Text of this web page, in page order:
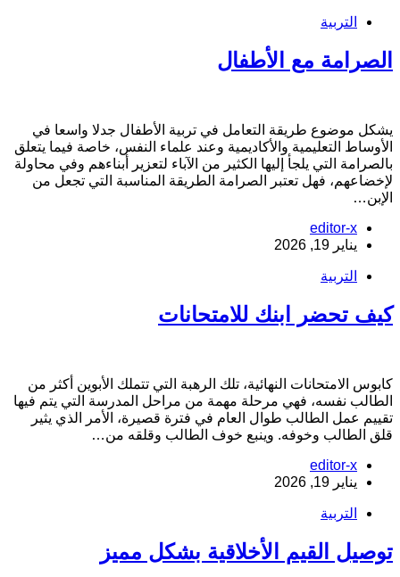
التربية
مع الأطفال
موضوع طريقة التعامل في تربية الأطفال جدلا واسعا في
التعليمية والأكاديمية وعند علماء النفس، خاصة فيما يتعلق
التي يلجأ إليها الكثير من الآباء لتعزير أبناءهم وفي محاولة
فهل تعتبر الصرامة الطريقة المناسبة التي تجعل من
editor-x
يناير 19, 2026
التربية
تحضر ابنك للامتحانات
الامتحانات النهائية، تلك الرهبة التي تتملك الأبوين أكثر من
نفسه، فهي مرحلة مهمة من مراحل المدرسة التي يتم فيها
عمل الطالب طوال العام في فترة قصيرة، الأمر الذي يثير
الطالب وخوفه. وينبع خوف الطالب وقلقه من…
editor-x
يناير 19, 2026
التربية
القيم الأخلاقية بشكل مميز